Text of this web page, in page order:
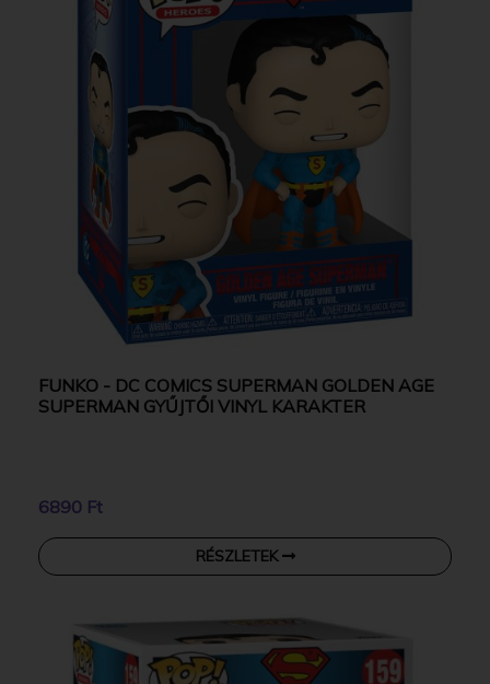
FUNKO - DC COMICS SUPERMAN GOLDEN AGE
SUPERMAN GYŰJTŐI VINYL KARAKTER
6890 Ft
RÉSZLETEK